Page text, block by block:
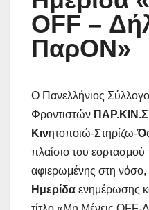
OFF –
ΠαρON»
Ο Πανελλήνιος
Φροντιστών
Κινητοποιώ-Στηρίζω-Ό
πλαίσιο του
αφιερωμένης στη νόσο,
Ημερίδα ενημέρωσης